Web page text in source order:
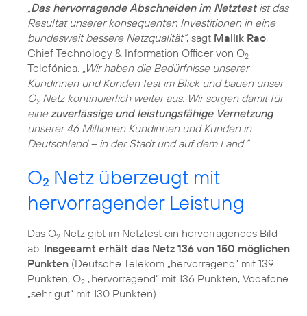
„Das hervorragende Abschneiden im Netztestist das
Resultat unserer konsequenten Investitionen in eine
bundesweit bessere Netzqualität“, sagt Mallik Rao,
Chief Technology & Information Officer von O2
Telefónica. „Wir haben die Bedürfnisse unserer
Kundinnen und Kunden fest im Blick und bauen unser
O2Netz kontinuierlich weiter aus. Wir sorgen damit für
einezuverlässige und leistungsfähige Vernetzung
unserer 46 Millionen Kundinnen und Kunden in
Deutschland – in der Stadt und auf dem Land.“
O2 Netz überzeugt mit
hervorragender Leistung
Das O2 Netz gibt im Netztest ein hervorragendes Bild
ab. Insgesamt erhält das Netz 136 von 150 möglichen
Punkten (Deutsche Telekom „hervorragend“ mit 139
Punkten, O2 „hervorragend“ mit 136 Punkten, Vodafone
„sehr gut“ mit 130 Punkten).